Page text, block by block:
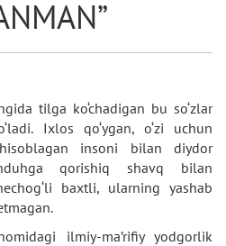
tilga ko‘chadigan bu so‘zlar
Ixlos qo‘ygan, o‘zi uchun
insoni bilan diydor
qorishiq shavq bilan
baxtli, ularning yashab
ilmiy-ma’rifiy yodgorlik